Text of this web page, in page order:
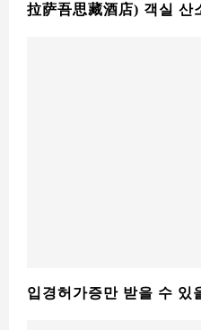
拉萨吾思藏酒店) 객실 산
입경허가증만 받을 수 있